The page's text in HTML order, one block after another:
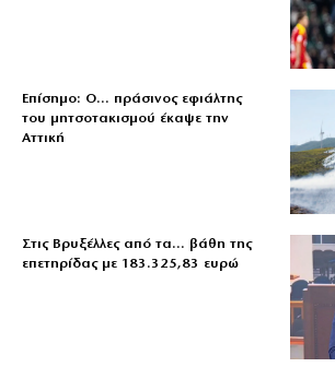
Επίσημο: Ο… πράσινος εφιάλτης
του μητσοτακισμού έκαψε την
Αττική
Στις Βρυξέλλες από τα… βάθη της
επετηρίδας με 183.325,83 ευρώ